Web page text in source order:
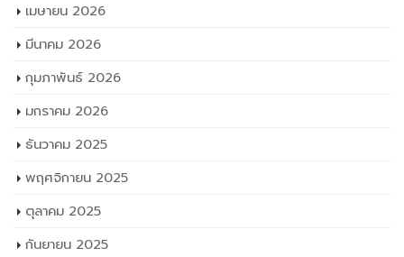
เมษายน 2026
มีนาคม 2026
กุมภาพันธ์ 2026
มกราคม 2026
ธันวาคม 2025
พฤศจิกายน 2025
ตุลาคม 2025
กันยายน 2025